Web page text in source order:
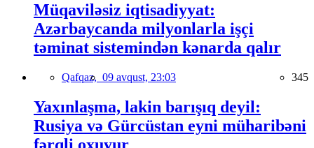
Müqaviləsiz iqtisadiyyat:
Azərbaycanda milyonlarla işçi
təminat sistemindən kənarda qalır
Qafqaz, 09 avqust, 23:03 345
Yaxınlaşma, lakin barışıq deyil:
Rusiya və Gürcüstan eyni müharibəni